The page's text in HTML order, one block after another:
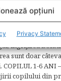
opțiuni
Privacy
informaţii
destinat
îngrijirea
sunt doar
1-6 ANI
copilului din